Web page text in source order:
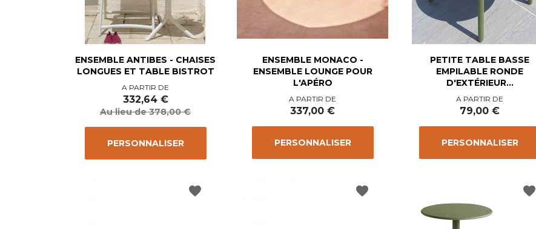
ENSEMBLE ANTIBES - CHAISES
LONGUES ET TABLE BISTROT
Prix
de
base
Prix
A PARTIR DE
332,64 €
Au lieu de 378,00 €
PERSONNALISER
ENSEMBLE MONACO -
ENSEMBLE LOUNGE POUR
L'APÉRO
Prix
A PARTIR DE
337,00 €
PERSONNALISER
PETITE TABLE BASSE
EMPILABLE RONDE
D'EXTÉRIEUR...
Prix
A PARTIR DE
79,00 €
PERSONNALISER
favorite favorite favorite